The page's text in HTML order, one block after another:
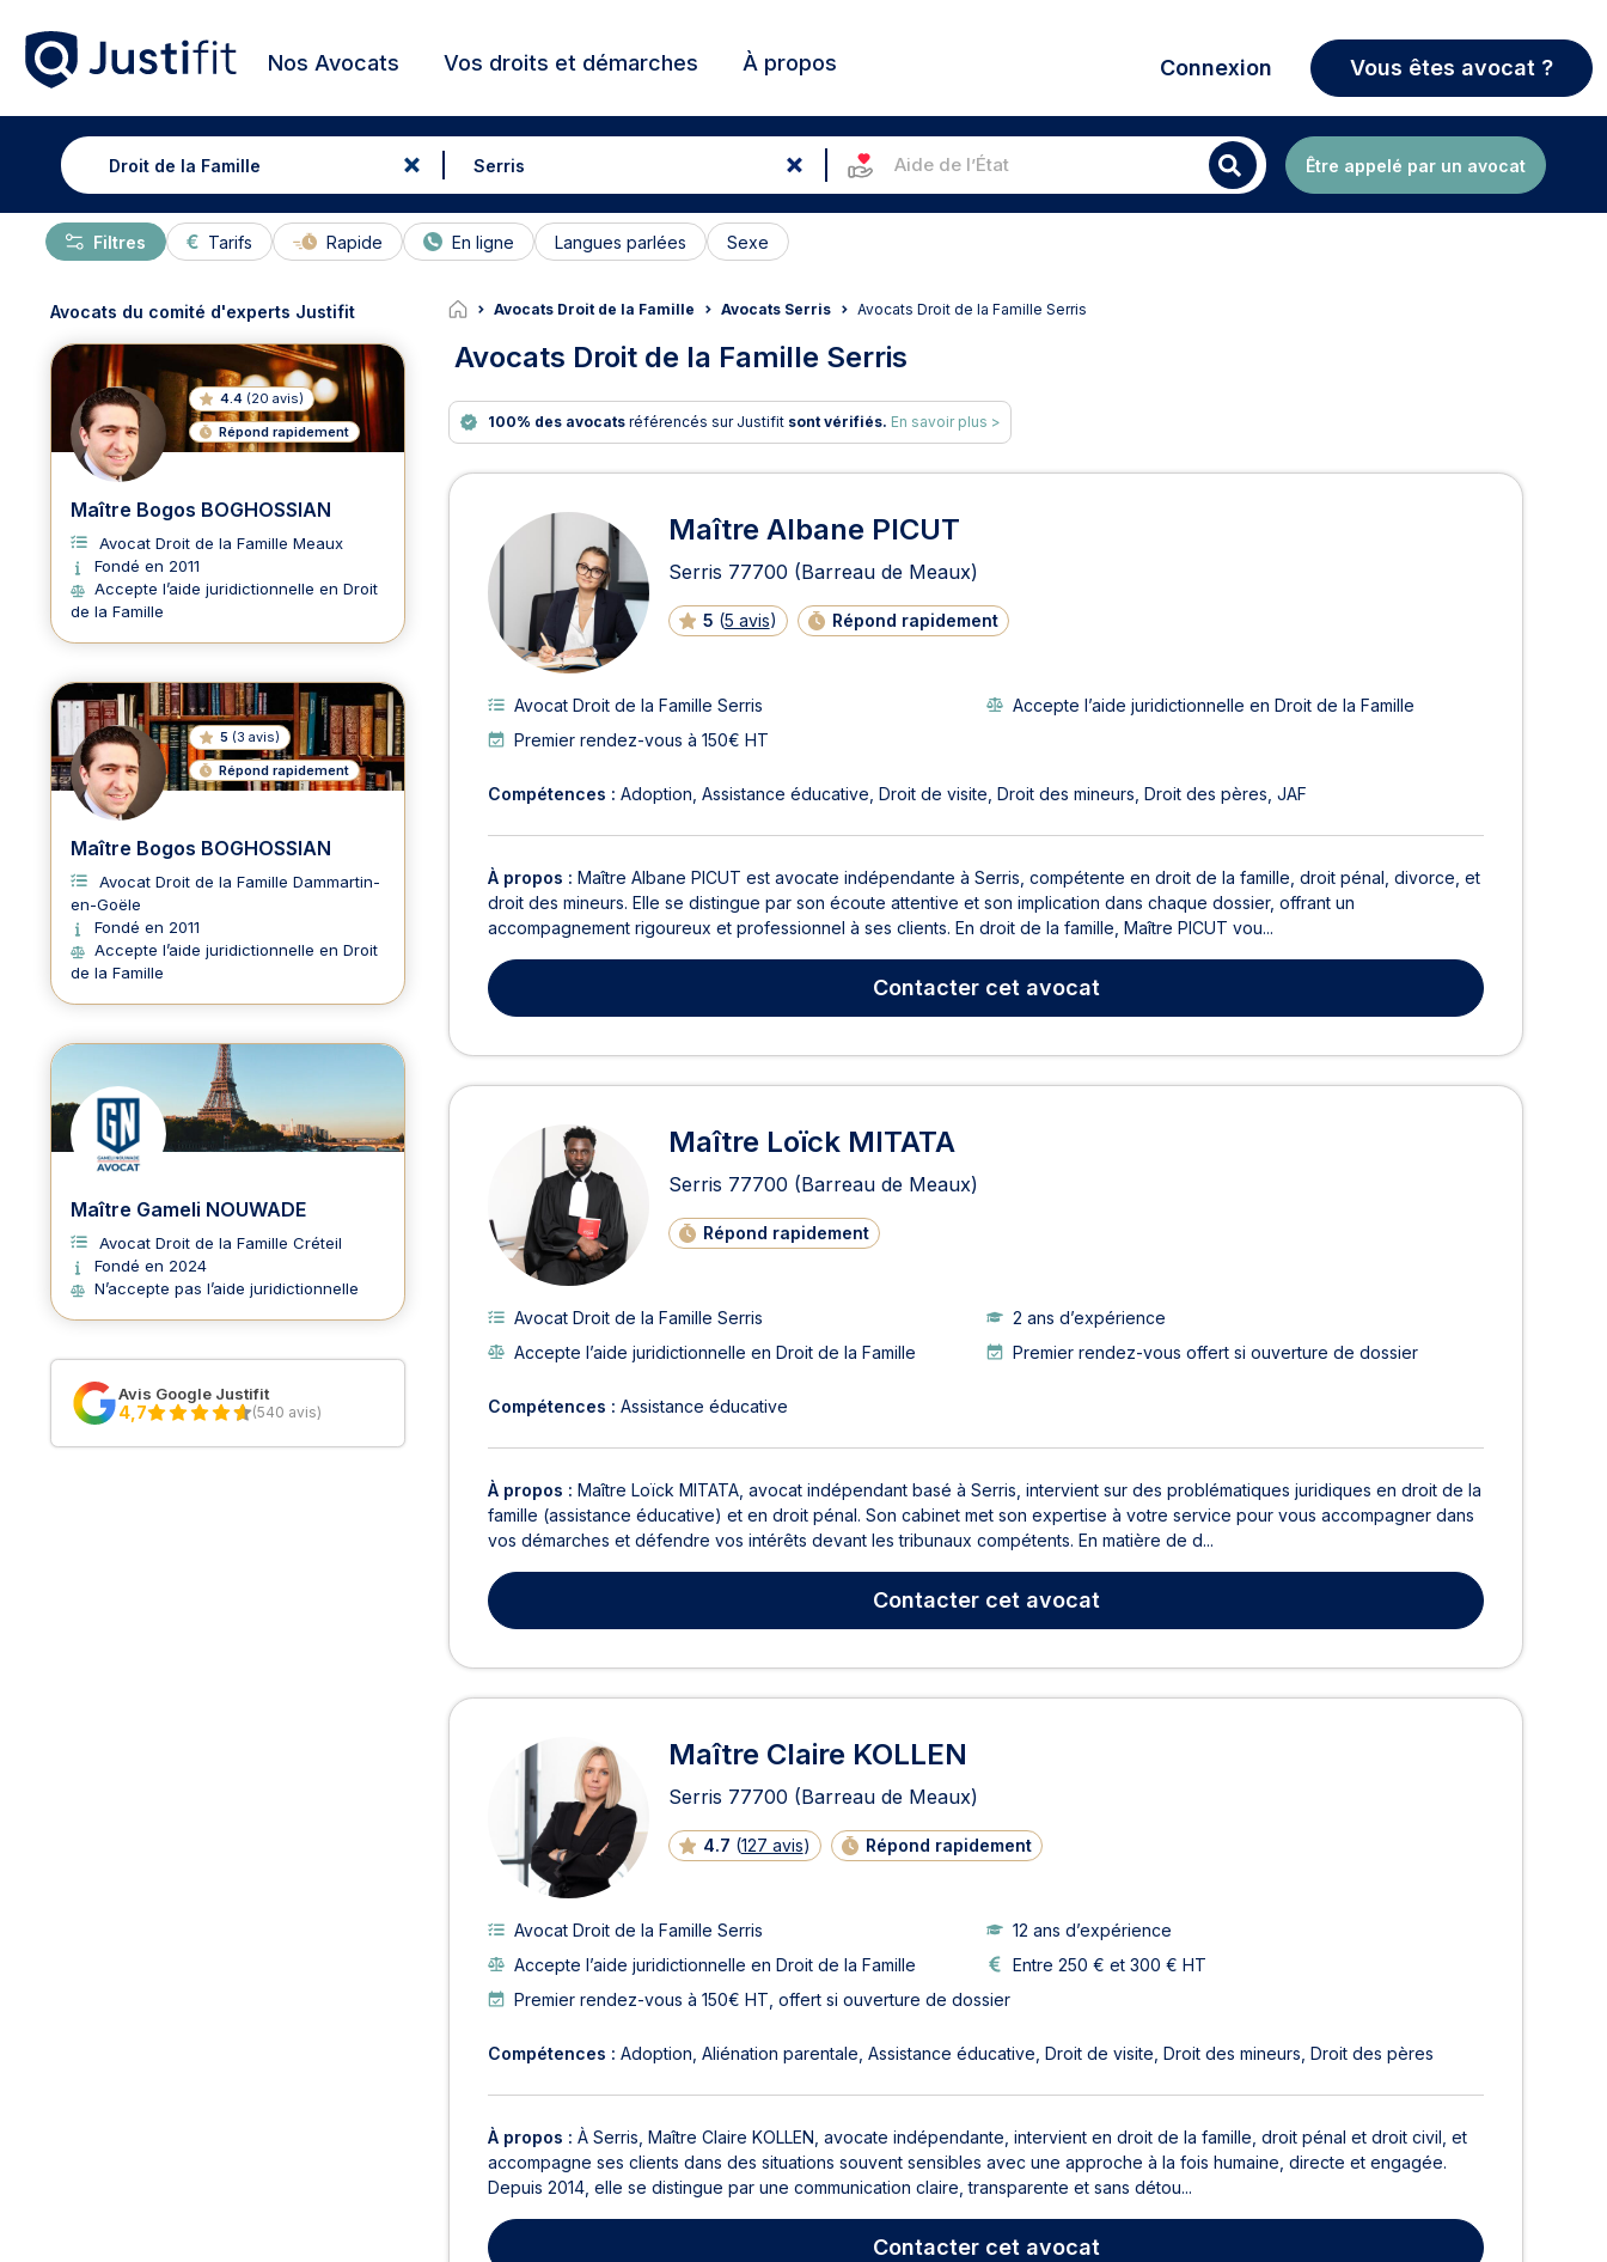
Nos Avocats Vos droits et démarches À propos Connexion Vous êtes avocat ?
Aide de l’État Être appelé par un avocat
Tarifs Rapide En ligne Langues parlées Sexe
Filtres
Avocats Droit de la Famille Avocats Serris Avocats Droit de la Famille Serris
Avocats Droit de la Famille Serris
100% des avocats référencés sur Justifit sont vérifiés. En savoir plus >
Avocats en Droit de la Famille à Serris
Maître Albane PICUT
Serris 77700 (Barreau de Meaux)
5 (5 avis) Répond rapidement
Avocat Droit de la Famille Serris
Accepte l’aide juridictionnelle en Droit de la Famille
Premier rendez-vous à 150€ HT
Compétences : Adoption Assistance éducative Droit de visite Droit des mineurs Droit des pères JAF
À propos : Maître Albane PICUT est avocate indépendante à Serris, compétente en droit de la famille, droit pénal, divorce, et
droit des mineurs. Elle se distingue par son écoute attentive et son implication dans chaque dossier, offrant un
accompagnement rigoureux et professionnel à ses clients. En droit de la famille, Maître PICUT vou...
Contactercet avocat
Maître Loïck MITATA
Serris 77700 (Barreau de Meaux)
Répond rapidement
Avocat Droit de la Famille Serris
2 ans d’expérience
Accepte l’aide juridictionnelle en Droit de la Famille
Premier rendez-vous offert si ouverture de dossier
Compétences : Assistance éducative
À propos : Maître Loïck MITATA, avocat indépendant basé à Serris, intervient sur des problématiques juridiques en droit de la
famille (assistance éducative) et en droit pénal. Son cabinet met son expertise à votre service pour vous accompagner dans
vos démarches et défendre vos intérêts devant les tribunaux compétents. En matière de d...
Contactercet avocat
Maître Claire KOLLEN
Serris 77700 (Barreau de Meaux)
4.7 (127 avis) Répond rapidement
Avocat Droit de la Famille Serris
12 ans d’expérience
Accepte l’aide juridictionnelle en Droit de la Famille
Entre 250 € et 300 € HT
Premier rendez-vous à 150€ HT, offert si ouverture de dossier
Compétences : Adoption Aliénation parentale Assistance éducative Droit de visite Droit des mineurs Droit des pères
À propos : À Serris, Maître Claire KOLLEN, avocate indépendante, intervient en droit de la famille, droit pénal et droit civil, et
accompagne ses clients dans des situations souvent sensibles avec une approche à la fois humaine, directe et engagée.
Depuis 2014, elle se distingue par une communication claire, transparente et sans détou...
Contactercet avocat
Avocats du comité d'experts Justifit
4.4 (20 avis)
Répond rapidement
Maître Bogos BOGHOSSIAN
Avocat Droit de la Famille Meaux
Fondé en 2011
Accepte l’aide juridictionnelle en Droit
de la Famille
5 (3 avis)
Répond rapidement
Maître Bogos BOGHOSSIAN
Avocat Droit de la Famille Dammartin-
en-Goële
Fondé en 2011
Accepte l’aide juridictionnelle en Droit
de la Famille
Maître Gameli NOUWADE
Avocat Droit de la Famille Créteil
Fondé en 2024
N’accepte pas l’aide juridictionnelle
Avis Google Justifit
4,7 (540 avis)